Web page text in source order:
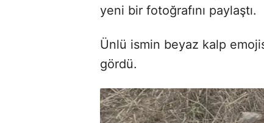
yeni bir fotoğrafını paylaştı.
Ünlü ismin beyaz kalp
gördü.